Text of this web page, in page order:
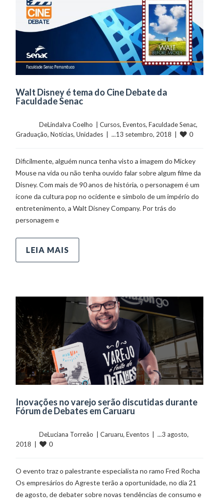
Walt Disney é tema do Cine Debate da
Faculdade Senac
	    	DeLindalva Coelho  |
Cursos, Eventos, Faculdade Senac
Graduação, Notícias, Unidades
  |  ...13 setembro, 2018  |
0
Dificilmente, alguém nunca tenha visto a imagem do Mickey
Mouse na vida ou não tenha ouvido falar sobre algum filme da
Disney. Com mais de 90 anos de história, o personagem é um
ícone da cultura pop no ocidente e símbolo de um império do
entretenimento, a Walt Disney Company. Por trás do
personagem e
LEIA MAIS
Inovações no varejo serão discutidas durante
Fórum de Debates em Caruaru
	    	DeLuciana Torreão  |
Caruaru, Eventos
  |  ...3 agosto,
2018  |
0
O evento traz o palestrante especialista no ramo Fred Rocha
Os empresários do Agreste terão a oportunidade, no dia 21
de agosto, de debater sobre novas tendências de consumo e